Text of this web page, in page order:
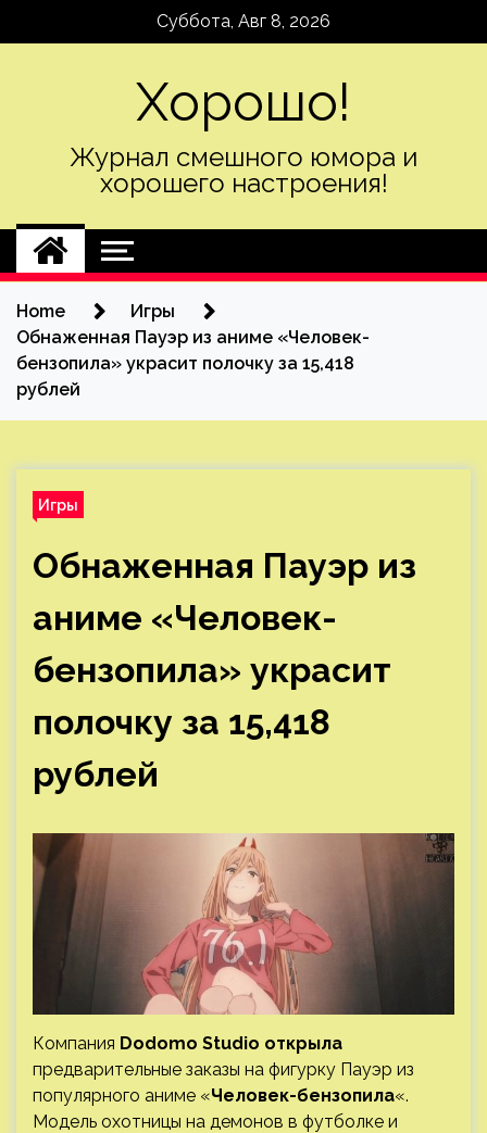
Суббота, Авг 8, 2026
Хорошо!
Журнал смешного юмора и
хорошего настроения!
Home
Игры
Обнаженная Пауэр из аниме «Человек-
бензопила» украсит полочку за 15,418
рублей
Игры
Обнаженная Пауэр из
аниме «Человек-
бензопила» украсит
полочку за 15,418
рублей
Компания Dodomo Studio открыла
предварительные заказы на фигурку Пауэр из
популярного аниме «Человек-бензопила«.
Модель охотницы на демонов в футболке и